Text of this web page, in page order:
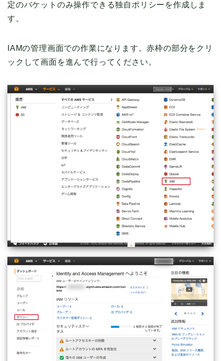
定のバケットのみ操作できる独自ポリシーを作成しま
す。
IAMの管理画面での作業になります。赤枠の部分をクリ
ックして画面を進んで行ってください。